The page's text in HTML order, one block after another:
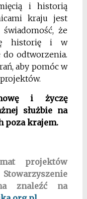
i historią
kraju jest
że
tę historię i w
do odtworzenia.
aby pomóc w
i życzę
służbie na
poza krajem.
projektów
znaleźć na